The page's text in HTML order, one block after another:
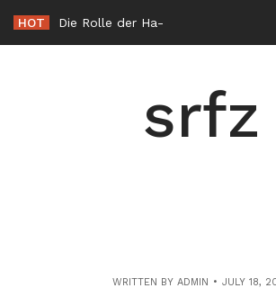
content
HOT
srfz
WRITTEN BY ADMIN JULY 18,